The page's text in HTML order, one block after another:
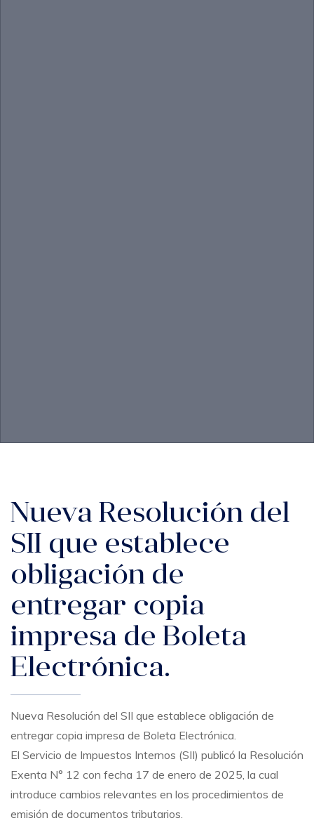
Nueva Resolución del
SII que establece
obligación de
entregar copia
impresa de Boleta
Electrónica.
Nueva Resolución del SII que establece obligación de
entregar copia impresa de Boleta Electrónica.
El Servicio de Impuestos Internos (SII) publicó la Resolución
Exenta N° 12 con fecha 17 de enero de 2025, la cual
introduce cambios relevantes en los procedimientos de
emisión de documentos tributarios.